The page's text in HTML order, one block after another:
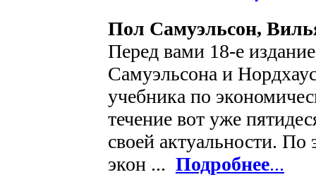
Пол Самуэльсон,
Перед вами 18-е
Самуэльсона и
учебника по
течение вот уже
своей актуальности. По
экон ... Подробнее...